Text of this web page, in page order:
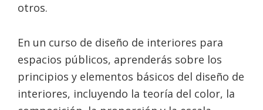
otros.
En un curso de diseño de interiores para
espacios públicos, aprenderás sobre los
principios y elementos básicos del diseño de
interiores, incluyendo la teoría del color, la